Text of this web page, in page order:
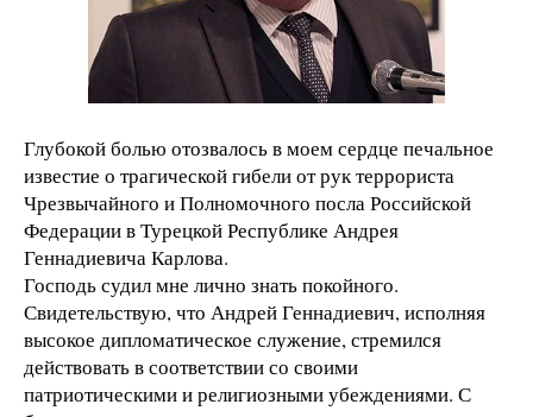
Глубокой болью отозвалось в моем сердце печальное
известие о трагической гибели от рук террориста
Чрезвычайного и Полномочного посла Российской
Федерации в Турецкой Республике Андрея
Геннадиевича Карлова.
Господь судил мне лично знать покойного.
Свидетельствую, что Андрей Геннадиевич, исполняя
высокое дипломатическое служение, стремился
действовать в соответствии со своими
патриотическими и религиозными убеждениями. С